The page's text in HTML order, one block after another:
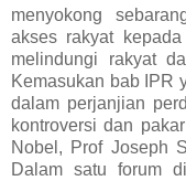
menyokong
akses rakyat
melindungi rakyat
Kemasukan bab IPR
dalam perjanjian
kontroversi dan
Nobel, Prof Joseph
Dalam satu forum